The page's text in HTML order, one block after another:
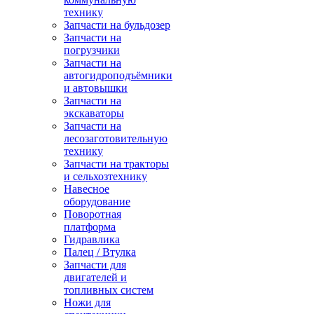
технику
Запчасти на бульдозер
Запчасти на
погрузчики
Запчасти на
автогидроподъёмники
и автовышки
Запчасти на
экскаваторы
Запчасти на
лесозаготовительную
технику
Запчасти на тракторы
и сельхозтехнику
Навесное
оборудование
Поворотная
платформа
Гидравлика
Палец / Втулка
Запчасти для
двигателей и
топливных систем
Ножи для